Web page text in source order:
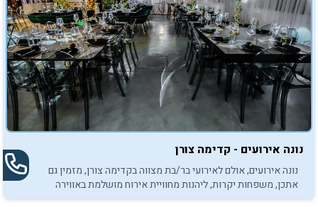
נונה אירועים - קדימה צורן
נונה אירועים, אולם לאירועי בר/בת מצווה בקדימה צורן, מזמין גם
אתכן, משפחות יקרות, ליהנות מחוויית אירוח מושלמת באווירה
אינטימית ויוקרתית.